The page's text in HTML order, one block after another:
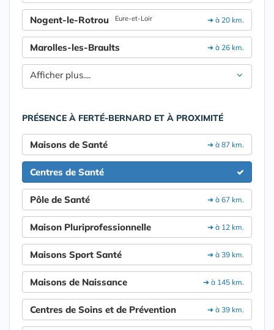
➔ à 20 km.
Nogent-le-Rotrou Eure-et-Loir
➔ à 26 km.
Marolles-les-Braults
Afficher plus....
PRÉSENCE À FERTÉ-BERNARD ET À PROXIMITÉ
➔ à 87 km.
Maisons de Santé
Centres de Santé
➔ à 67 km.
Pôle de Santé
➔ à 12 km.
Maison Pluriprofessionnelle
➔ à 39 km.
Maisons Sport Santé
➔ à 145 km.
Maisons de Naissance
➔ à 39 km.
Centres de Soins et de Prévention